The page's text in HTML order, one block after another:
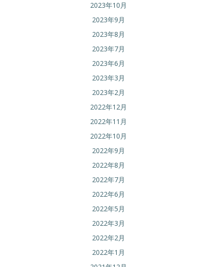
2023年10月
2023年9月
2023年8月
2023年7月
2023年6月
2023年3月
2023年2月
2022年12月
2022年11月
2022年10月
2022年9月
2022年8月
2022年7月
2022年6月
2022年5月
2022年3月
2022年2月
2022年1月